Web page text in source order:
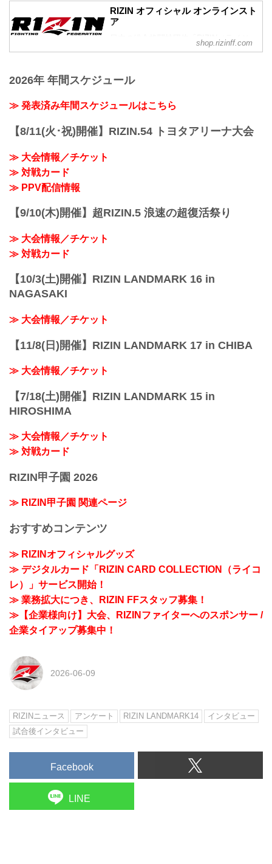
RIZIN MMAルール：5分 3R（121.2kg）
...
ラボオークションの開催が決定し、ゼビ
オアリーナ仙台からRIZINファンの皆様
オークションで出品されるアイテムは、
か手に入らない貴重なアイテム。ファン
にとっては「一生の宝物」となること間
ラインナップには、選手たちの感謝の想
や入手困難なRIZINファイターによる直筆
RIZIN オフィシャル オンラインスト
ア
日本の総合格闘技団体「RIZIN（ライジ
ン）」の公式グッズ販売店。大会やイベ
shop.rizinff.com
2026年 年間スケジュール
≫ 発表済み年間スケジュールはこちら
【8/11(火･祝)開催】RIZIN.54 トヨタアリーナ大会
≫ 大会情報／チケット
≫ 対戦カード
≫ PPV配信情報
【9/10(木)開催】超RIZIN.5 浪速の超復活祭り
≫ 大会情報／チケット
≫ 対戦カード
【10/3(土)開催】RIZIN LANDMARK 16 in
NAGASAKI
≫ 大会情報／チケット
【11/8(日)開催】RIZIN LANDMARK 17 in CHIBA
≫ 大会情報／チケット
【7/18(土)開催】RIZIN LANDMARK 15 in
HIROSHIMA
≫ 大会情報／チケット
≫ 対戦カード
RIZIN甲子園 2026
≫ RIZIN甲子園 関連ページ
おすすめコンテンツ
≫ RIZINオフィシャルグッズ
≫ デジタルカード「RIZIN CARD COLLECTION（ライコ
レ）」サービス開始！
≫ 業務拡大につき、RIZIN FFスタッフ募集！
≫【企業様向け】大会、RIZINファイターへのスポンサー /
企業タイアップ募集中！
2026-06-09
RIZINニュース アンケート RIZIN LANDMARK14
インタビュー
試合後インタビュー
Facebook
LINE